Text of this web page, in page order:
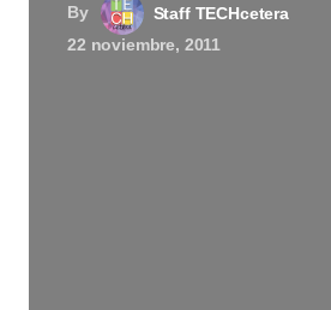
By
Staff TECHcetera
22 noviembre, 2011